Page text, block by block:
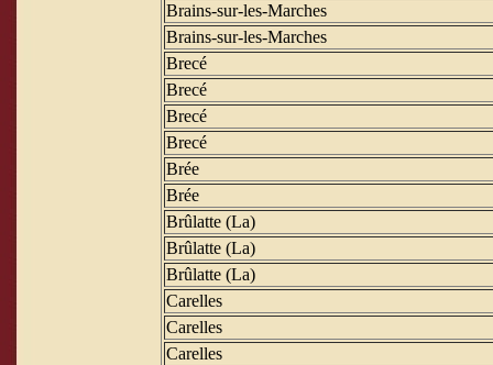
Brains-sur-les-Marches
Brains-sur-les-Marches
Brecé
Brecé
Brecé
Brecé
Brée
Brée
Brûlatte (La)
Brûlatte (La)
Brûlatte (La)
Carelles
Carelles
Carelles